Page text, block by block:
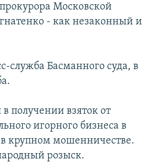
Московской
- как незаконный и
служба Басманного суда, в
получении взяток от
игорного бизнеса в
крупном мошенничестве.
розыск.